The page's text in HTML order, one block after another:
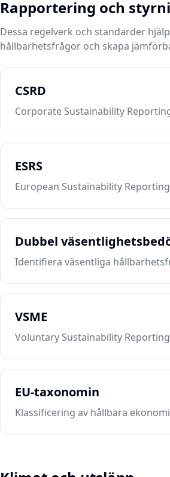
Rapportering och
Dessa regelverk och standarder
hållbarhetsfrågor och skapa
CSRD
Corporate Sustainability
ESRS
European Sustainability
Dubbel
Identifiera väsentliga
VSME
Voluntary Sustainability
EU-taxonomin
Klassificering av hållbara